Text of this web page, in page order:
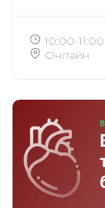
10:00-11:00
Онлайн